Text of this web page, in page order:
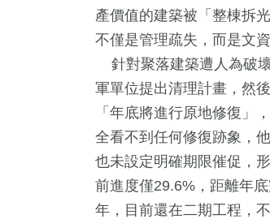
產價值的建築被「整棟拆
不僅是管理疏失，而是文
針對聚落建築遭人為破
軍單位提出清理計畫，然
「年底將進行原地修復」
全看不到任何修復跡象，
也未設定明確期限催促，
前進度僅29.6%，距離年
年，目前還在二期工程，
191+ 0+
兩岸藝苑天地